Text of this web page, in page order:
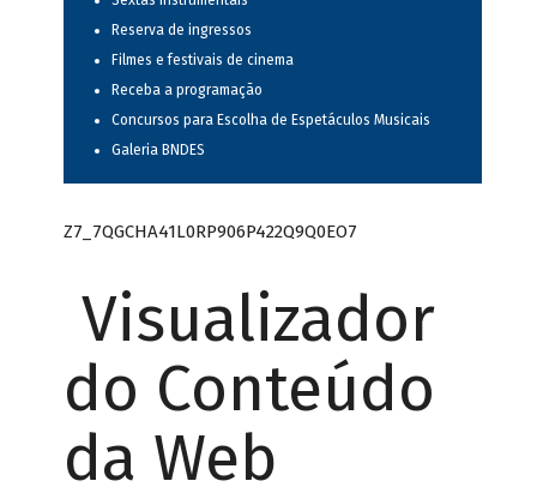
Reserva de ingressos
Filmes e festivais de cinema
Receba a programação
Concursos para Escolha de Espetáculos Musicais
Galeria BNDES
Z7_7QGCHA41L0RP906P422Q9Q0EO7
Visualizador
do Conteúdo
da Web